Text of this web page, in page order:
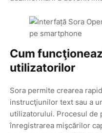
Cum
utilizatorilor
Sora permite crearea
instrucţiunilor text sau a
utilizatorului. Procesul de
înregistrarea mişcărilor